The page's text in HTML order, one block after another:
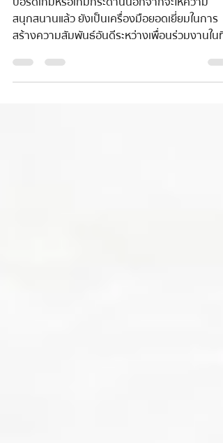
แนะนำ 3 บอร์ดเกมรวยเพื่อน สร้างความ
สัมพันธ์กับเพื่อนร่วมทีม
สนุกสนานแล้ว ยังเป็นเครื่องมือยอดเยี่ยมในการ
สร้างความสัมพันธ์อันดีระหว่างเพื่อนร่วมงานในทีม